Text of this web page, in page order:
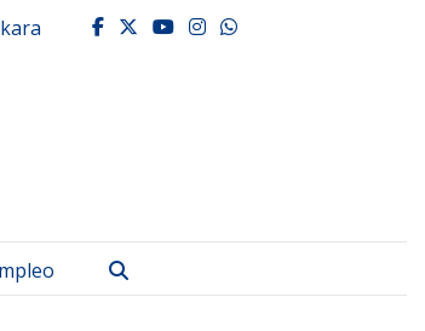
facebook
twitter
youtube
instagram
whatsapp